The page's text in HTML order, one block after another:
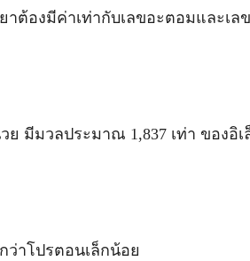
ต้องมีค่าเท่ากับเลขอะตอมและเล
มีมวลประมาณ 1,837 เท่า ของอิ
าโปรตอนเล็กน้อย